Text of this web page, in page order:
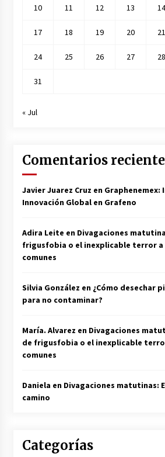
10 11 12 13 14
17 18 19 20 21
24 25 26 27 28
31
« Jul
Comentarios
Javier Juarez Cruz en Graphenemex:
Innovación Global en Grafeno
Adira Leite en Divagaciones
frigusfobia o el inexplicable terror
comunes
Silvia González en ¿Cómo desechar
para no contaminar?
María. Alvarez en Divagaciones
de frigusfobia o el inexplicable
comunes
Daniela en Divagaciones matutinas:
camino
Categorías